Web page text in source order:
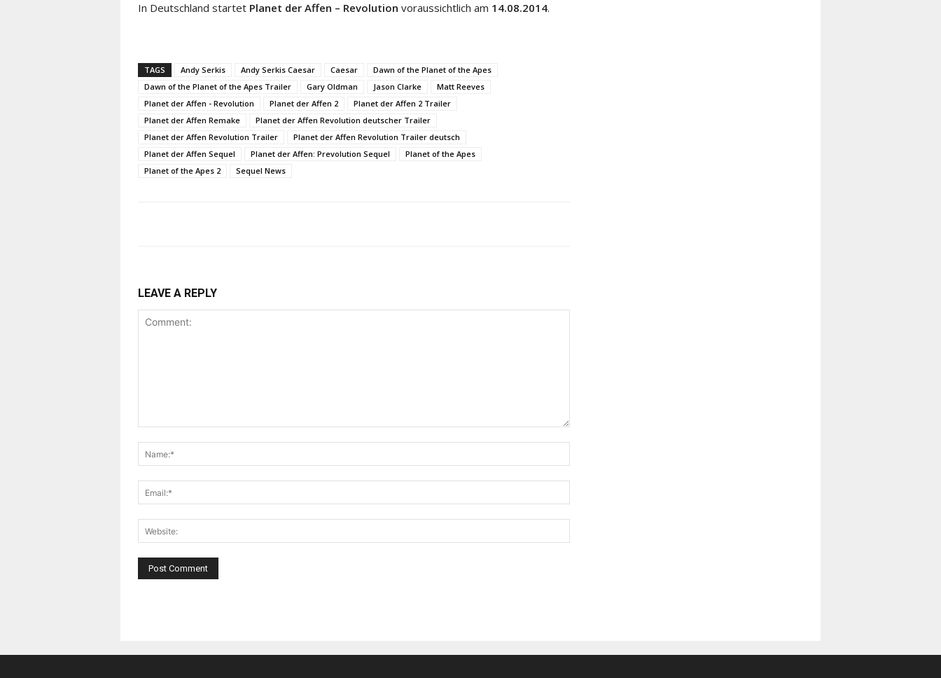
In Deutschland startet Planet der Affen – Revolution voraussichtlich am 14.08.2014.
TAGS Andy Serkis Andy Serkis Caesar Caesar
Dawn of the Planet of the Apes
Dawn of the Planet of the Apes Trailer
Gary Oldman Jason Clarke
Matt Reeves
Planet der Affen - Revolution
Planet der Affen 2
Planet der Affen 2 Trailer
Planet der Affen Remake
Planet der Affen Revolution deutscher Trailer
Planet der Affen Revolution Trailer
Planet der Affen Revolution Trailer deutsch
Planet der Affen Sequel
Planet der Affen: Prevolution Sequel
Planet of the Apes
Planet of the Apes 2
Sequel News
LEAVE A REPLY